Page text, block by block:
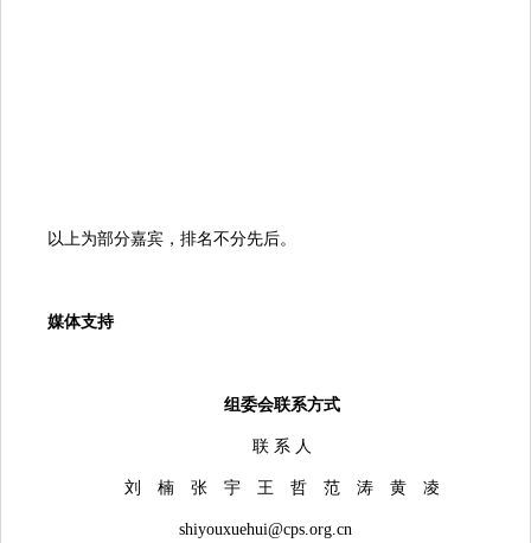
以上为部分嘉宾，排名不分先后。
媒体支持
组委会联系方式
联 系 人
刘 楠 张 宇 王 哲 范 涛 黄 凌
shiyouxuehui@cps.org.cn